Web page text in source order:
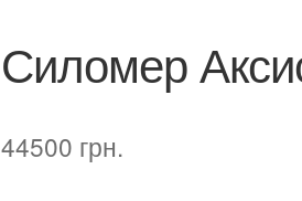
Силомер
44500 грн.